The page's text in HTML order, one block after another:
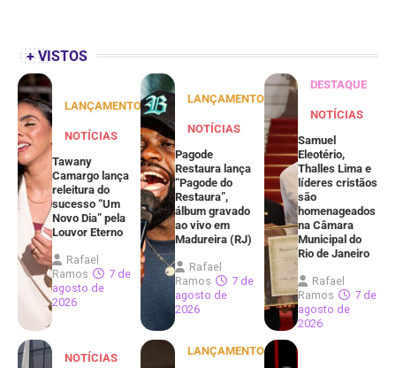
+ VISTOS
LANÇAMENTOS
NOTÍCIAS
Tawany
Camargo lança
releitura do
sucesso “Um
Novo Dia” pela
Louvor Eterno
Rafael
Ramos
7 de
agosto de
2026
LANÇAMENTOS
NOTÍCIAS
Pagode
Restaura lança
“Pagode do
Restaura”,
álbum gravado
ao vivo em
Madureira (RJ)
Rafael
Ramos
7 de
agosto de
2026
DESTAQUE
NOTÍCIAS
Samuel
Eleotério,
Thalles Lima e
líderes cristãos
são
homenageados
na Câmara
Municipal do
Rio de Janeiro
Rafael
Ramos
7 de
agosto de
2026
NOTÍCIAS
LANÇAMENTOS